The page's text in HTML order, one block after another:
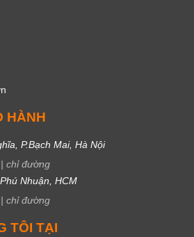
HÀNH
P.Bạch Mai, Hà Nội
| chỉ đường
Nhuận, HCM
| chỉ đường
TÔI TẠI